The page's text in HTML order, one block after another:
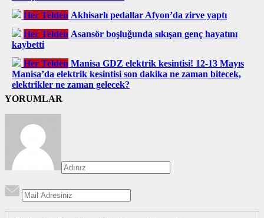
Her Telden Akhisarlı pedallar Afyon’da zirve yaptı
Her Telden Asansör boşluğunda sıkışan genç hayatını
kaybetti
Her Telden Manisa GDZ elektrik kesintisi! 12-13 Mayıs
Manisa’da elektrik kesintisi son dakika ne zaman bitecek,
elektrikler ne zaman gelecek?
YORUMLAR